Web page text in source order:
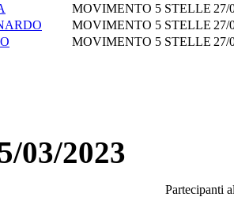
MOVIMENTO 5 STELLE 27/
MOVIMENTO 5 STELLE 27/
MOVIMENTO 5 STELLE 27/
03/2023
Partecipanti